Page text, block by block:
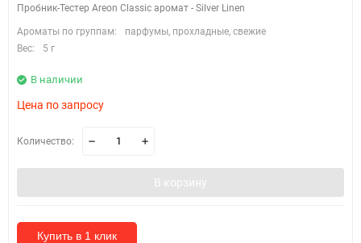
Пробник-Тестер Areon Classic аромат - Silver Linen
Ароматы по группам:
парфумы, прохладные, свежие
Вес:
5 г
В наличии
Цена по запросу
Количество:
В корзину
Купить в 1 клик